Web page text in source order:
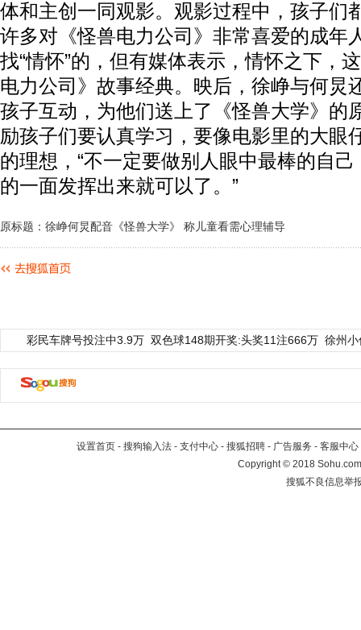
体和主创一同观影。观影过程中，孩子们
许多对《怪兽电力公司》非常喜爱的成年
找“情怀”的，但有媒体表示，情怀之下，
电力公司》故事经典。映后，徐峥与何炅
孩子互动，为他们送上了《怪兽大学》的
励孩子们要认真学习，要像电影里的大眼
的理想，“不一定要做别人眼中最棒的自
的一面发挥出来就可以了。”
原标题：徐峥何炅配音《怪兽大学》 称儿童看需心理辅导
彩民车牌号投注中3.9万 双色球148期开奖:头奖11注666万 徐州
设置首页 - 搜狗输入法 - 支付中心 - 搜狐招聘 - 广告服务 - 客服中心
Copyright©2018
搜狐不良信息举